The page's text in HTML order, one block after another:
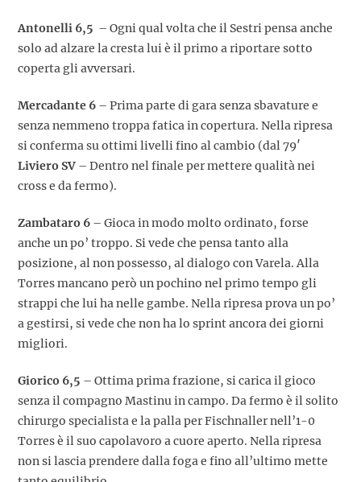
Antonelli 6,5 – Ogni qual volta che il Sestri pensa anche
solo ad alzare la cresta lui è il primo a riportare sotto
coperta gli avversari.
Mercadante 6 – Prima parte di gara senza sbavature e
senza nemmeno troppa fatica in copertura. Nella ripresa
si conferma su ottimi livelli fino al cambio (dal 79′
Liviero SV – Dentro nel finale per mettere qualità nei
cross e da fermo).
Zambataro 6 – Gioca in modo molto ordinato, forse
anche un po’ troppo. Si vede che pensa tanto alla
posizione, al non possesso, al dialogo con Varela. Alla
Torres mancano però un pochino nel primo tempo gli
strappi che lui ha nelle gambe. Nella ripresa prova un po’
a gestirsi, si vede che non ha lo sprint ancora dei giorni
migliori.
Giorico 6,5 – Ottima prima frazione, si carica il gioco
senza il compagno Mastinu in campo. Da fermo è il solito
chirurgo specialista e la palla per Fischnaller nell’1-0
Torres è il suo capolavoro a cuore aperto. Nella ripresa
non si lascia prendere dalla foga e fino all’ultimo mette